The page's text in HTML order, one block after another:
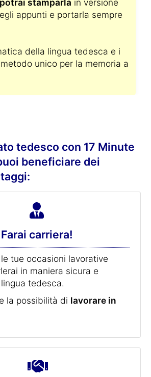
stamparla in versione
appunti e portarla sempre
della lingua tedesca e i
unico per la memoria a
tedesco con 17 Minute
beneficiare dei
Farai carriera!
tue occasioni lavorative
in maniera sicura e
tedesca.
la possibilità di lavorare in